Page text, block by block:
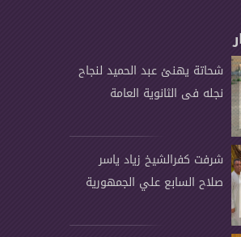
شحاتة يهنئ عبد الحميد لنجاح
نجله فى الثانوية العامة
شرفت كفرالشيخ زياد ياسر
صلاح السابع علي الجمهورية